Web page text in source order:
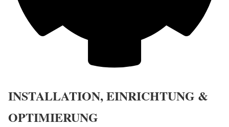
INSTALLATION, EINRICHTUNG &
OPTIMIERUNG